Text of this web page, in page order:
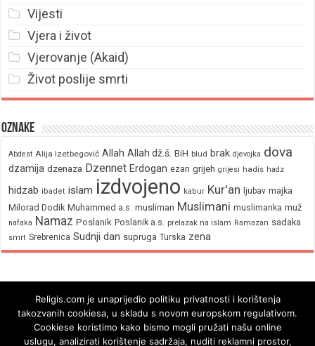
Vijesti
Vjera i život
Vjerovanje (Akaid)
Život poslije smrti
Oznake
Abdest Alija Izetbegović Allah Allah dž.š. BiH blud brak djevojka dova
dzamija dzenaza Dzennet Erdogan ezan grijeh grijesi hadis hadz
hidzab ibadet islam izdvojeno kabur Kur'an ljubav majka
Milorad Dodik Muhammed a.s. musliman Muslimani muslimanka muž
nafaka Namaz Poslanik Poslanik a.s. prelazak na islam Ramazan sadaka
smrt Srebrenica Sudnji dan supruga Turska zena
Religis.com je unaprijedio politiku privatnosti i korištenja
takozvanih cookiesa, u skladu s novom europskom regulativom.
Cookiese koristimo kako bismo mogli pružati našu online
uslugu, analizirati korištenje sadržaja, nuditi reklamni prostor,